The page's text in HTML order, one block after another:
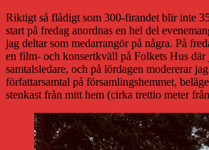
Riktigt så flådigt som 300-firandet blir inte
start på fredag anordnas en hel del
jag deltar som medarrangör på några. På
en film- och konsertkväll på Folkets Hus där
samtalsledare, och på lördagen modererar
författarsamtal på församlingshemmet,
stenkast från mitt hem (cirka trettio meter